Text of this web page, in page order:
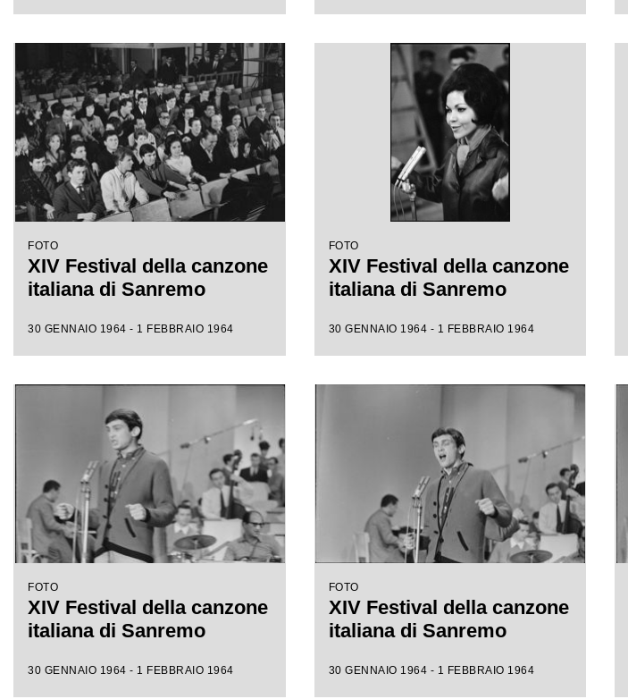
FOTO
XIV Festival della canzone
italiana di Sanremo
30 GENNAIO 1964 - 1 FEBBRAIO 1964
FOTO
XIV Festival della canzone
italiana di Sanremo
30 GENNAIO 1964 - 1 FEBBRAIO 1964
FOTO
XIV Festival della canzone
italiana di Sanremo
30 GENNAIO 1964 - 1 FEBBRAIO 1964
FOTO
XIV Festival della canzone
italiana di Sanremo
30 GENNAIO 1964 - 1 FEBBRAIO 1964